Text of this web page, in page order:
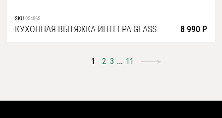
SKU 954865
КУХОННАЯ ВЫТЯЖКА ИНТЕГРА GLASS 8 990 Р
1 2 3 ... 11